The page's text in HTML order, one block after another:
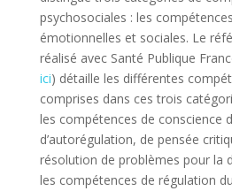
psychosociales : les
émotionnelles et sociales. Le
réalisé avec Santé Publique
ici) détaille les différentes
comprises dans ces trois
les compétences de conscience
d’autorégulation, de pensée
résolution de problèmes pour la
les compétences de régulation